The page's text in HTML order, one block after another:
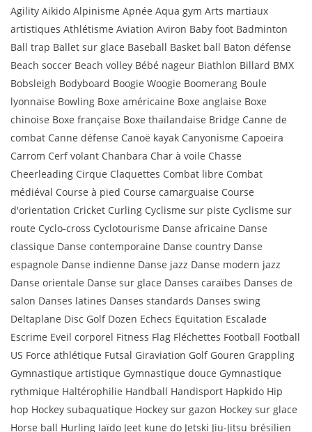
Agility Aikido Alpinisme Apnée Aqua gym Arts martiaux
artistiques Athlétisme Aviation Aviron Baby foot Badminton
Ball trap Ballet sur glace Baseball Basket ball Baton défense
Beach soccer Beach volley Bébé nageur Biathlon Billard BMX
Bobsleigh Bodyboard Boogie Woogie Boomerang Boule
lyonnaise Bowling Boxe américaine Boxe anglaise Boxe
chinoise Boxe française Boxe thaïlandaise Bridge Canne de
combat Canne défense Canoë kayak Canyonisme Capoeira
Carrom Cerf volant Chanbara Char à voile Chasse
Cheerleading Cirque Claquettes Combat libre Combat
médiéval Course à pied Course camarguaise Course
d'orientation Cricket Curling Cyclisme sur piste Cyclisme sur
route Cyclo-cross Cyclotourisme Danse africaine Danse
classique Danse contemporaine Danse country Danse
espagnole Danse indienne Danse jazz Danse modern jazz
Danse orientale Danse sur glace Danses caraïbes Danses de
salon Danses latines Danses standards Danses swing
Deltaplane Disc Golf Dozen Echecs Equitation Escalade
Escrime Eveil corporel Fitness Flag Fléchettes Football Football
US Force athlétique Futsal Giraviation Golf Gouren Grappling
Gymnastique artistique Gymnastique douce Gymnastique
rythmique Haltérophilie Handball Handisport Hapkido Hip
hop Hockey subaquatique Hockey sur gazon Hockey sur glace
Horse ball Hurling Iaïdo Jeet kune do Jetski Jiu-Jitsu brésilien